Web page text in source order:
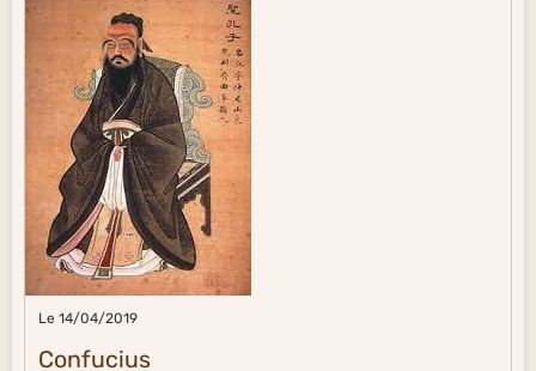
Le 14/04/2019
Confucius